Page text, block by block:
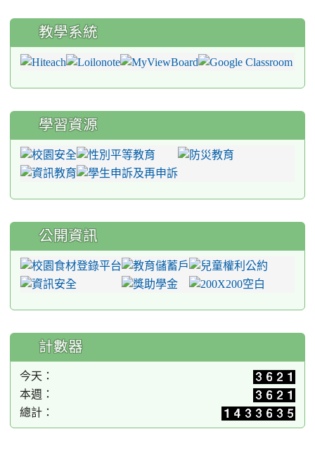
教學系統
學習資源
公開資訊
計數器
今天：
本週：
總計：